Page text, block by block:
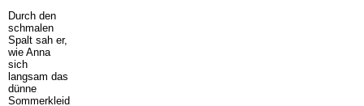
Durch den
schmalen
Spalt sah er,
wie Anna
sich
langsam das
dünne
Sommerkleid